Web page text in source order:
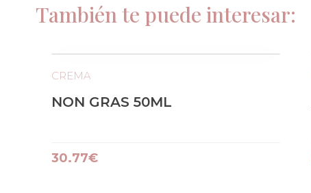
También te puede interesar:
CREMA
NON GRAS 50ML
30.77€